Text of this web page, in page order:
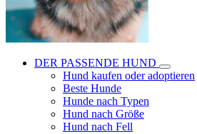
DER PASSENDE HUND
Hund kaufen oder adoptieren
Beste Hunde
Hunde nach Typen
Hund nach Größe
Hund nach Fell